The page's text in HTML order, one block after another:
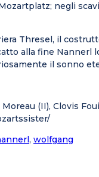
negli
Thresel, il
alla fine Nannerl
il sonno
(II), Clovis
, wolfgang